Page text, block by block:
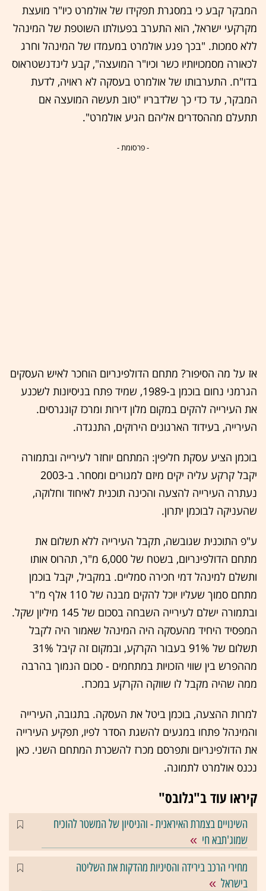
המבקר קבע כי במסגרת תפקידו של אולמרט כיו"ר מועצת
מקרקעי ישראל, הוא התערב בפעולתו השוטפת של המינהל
ללא סמכות. "בכך פגע אולמרט במעמדו של המינהל וחרג
לכאורה מסמכויותיו כשר וכיו"ר המועצה", קבע לינדנשטראוס
בדו"ח. התערבותו של אולמרט בעסקה לא ראויה, לדעת
המבקר, עד כדי כך שלדבריו "טוב תעשה המועצה אם
תתעלם מההסדרים אליהם הגיע אולמרט".
- פרסומת -
אז על מה הסיפור? מתחם הדולפינריום הוחכר לאיש העסקים
הגרמני נחום בוכמן ב-1989, שמיד פתח בניסיונות לשכנע
את העירייה להקים במקום מלון דירות ומרכז קונגרסים.
העירייה, בעידוד הארגונים הירוקים, התנגדה.
בוכמן הציע עסקת חליפין: המתחם יוחזר לעירייה ובתמורה
יקבל קרקע עליה יקים מיזם למגורים ומסחר. ב-2003
נעתרה העירייה להצעה והכינה תוכנית לאיחוד וחלוקה,
שהעניקה לבוכמן יתרון.
ע"פ התוכנית שגובשה, תקבל העירייה ללא תשלום את
מתחם הדולפינריום, בשטח של 6,000 מ"ר, תהרוס אותו
ותשלם למינהל דמי חכירה סמליים. במקביל, יקבל בוכמן
מתחם סמוך שעליו יוכל להקים מבנה של 110 אלף מ"ר
ובתמורה ישלם לעירייה השבחה בסכום של 145 מיליון שקל.
המפסיד היחיד מהעסקה היה המינהל שאמור היה לקבל
תשלום של 91% בעבור הקרקע, ובמקום זה קיבל 31%
מההפרש בין שווי הזכויות במתחמים - סכום הנמוך בהרבה
ממה שהיה מקבל לו שווקה הקרקע במכרז.
למרות ההצעה, בוכמן ביטל את העסקה. בתגובה, העירייה
והמינהל פתחו במגעים להשגת הסדר לפיו, תפקיע העירייה
את הדולפינריום ותפרסם מכרז להשכרת המתחם השני. כאן
נכנס אולמרט לתמונה.
קיראו עוד ב"גלובס"
השינויים בצמרת האיראנית - והניסיון של המשטר להוכיח
שמוג'תבא חי
מחירי הרכב בירידה והסיניות מהדקות את השליטה
בישראל